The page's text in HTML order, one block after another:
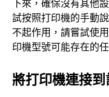
下來，確保沒有其他
試按照打印機的手動
不起作用，請嘗試使
印機型號可能存在的
將打印機連接